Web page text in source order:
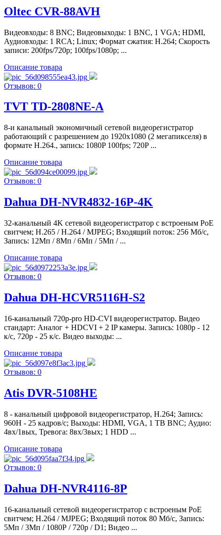
Oltec CVR-88AVH
Видеовходы: 8 BNC; Видеовыходы: 1 BNC, 1 VGA; HDMI,
Аудиовходы: 1 RCA; Linux; Формат сжатия: H.264; Скорость
записи: 200fps/720р; 100fps/1080р; ...
Описание товара
Отзывов: 0
TVT TD-2808NE-A
8-и канальный экономичный сетевой видеорегистратор
работающий с разрешением до 1920х1080 (2 мегапикселя) в
формате H.264., запись: 1080P 100fps; 720P ...
Описание товара
Отзывов: 0
Dahua DH-NVR4832-16P-4K
32-канальный 4K сетевой видеорегистратор c встроеным PoE
свитчем; H.265 / H.264 / MJPEG; Входящий поток: 256 Мб/с,
Запись: 12Мп / 8Мп / 6Мп / 5Мп / ...
Описание товара
Отзывов: 0
Dahua DH-HCVR5116H-S2
16-канальный 720р-pro HD-CVI видеорегистратор. Видео
стандарт: Аналог + HDCVI + 2 IP камеры. Запись: 1080p - 12
к/с, 720p - 25 к/с. Видео выходы: ...
Описание товара
Отзывов: 0
Atis DVR-5108HE
8 - канальный цифровой видеорегистратор, Н.264; Запись:
960H - 25 кадров/с; Выходы: HDMI, VGA, 1 TВ BNC; Аудио:
4вх/1вых, Тревога: 8вх/3вых; 1 HDD ...
Описание товара
Отзывов: 0
Dahua DH-NVR4116-8P
16-канальный сетевой видеорегистратор c встроеным PoE
свитчем; H.264 / MJPEG; Входящий поток 80 Мб/с, Запись:
5Мп / 3Мп / 1080Р / 720p / D1; Видео ...